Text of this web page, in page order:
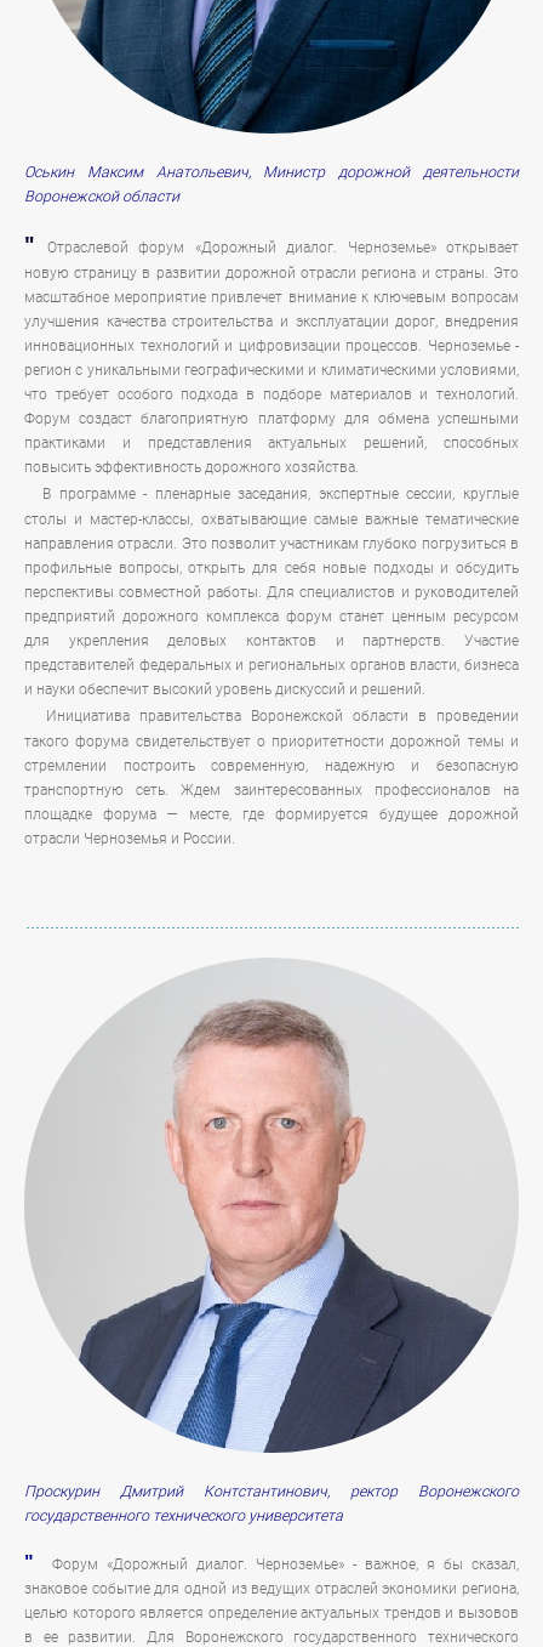
Оськин Максим Анатольевич, Министр дорожной деятельности
Воронежской области
"
Отраслевой форум «Дорожный диалог. Черноземье» открывает
новую страницу в развитии дорожной отрасли региона и страны. Это
масштабное мероприятие привлечет внимание к ключевым вопросам
улучшения качества строительства и эксплуатации дорог, внедрения
инновационных технологий и цифровизации процессов. Черноземье -
регион с уникальными географическими и климатическими условиями,
что требует особого подхода в подборе материалов и технологий.
Форум создаст благоприятную платформу для обмена успешными
практиками и представления актуальных решений, способных
повысить эффективность дорожного хозяйства.
В программе - пленарные заседания, экспертные сессии, круглые
столы и мастер-классы, охватывающие самые важные тематические
направления отрасли. Это позволит участникам глубоко погрузиться в
профильные вопросы, открыть для себя новые подходы и обсудить
перспективы совместной работы. Для специалистов и руководителей
предприятий дорожного комплекса форум станет ценным ресурсом
для укрепления деловых контактов и партнерств. Участие
представителей федеральных и региональных органов власти, бизнеса
и науки обеспечит высокий уровень дискуссий и решений.
Инициатива правительства Воронежской области в проведении
такого форума свидетельствует о приоритетности дорожной темы и
стремлении построить современную, надежную и безопасную
транспортную сеть. Ждем заинтересованных профессионалов на
площадке форума — месте, где формируется будущее дорожной
отрасли Черноземья и России.
Проскурин Дмитрий Контстантинович, ректор Воронежского
государственного технического университета
"
Форум «Дорожный диалог. Черноземье» - важное, я бы сказал,
знаковое событие для одной из ведущих отраслей экономики региона,
целью которого является определение актуальных трендов и вызовов
в ее развитии. Для Воронежского государственного технического